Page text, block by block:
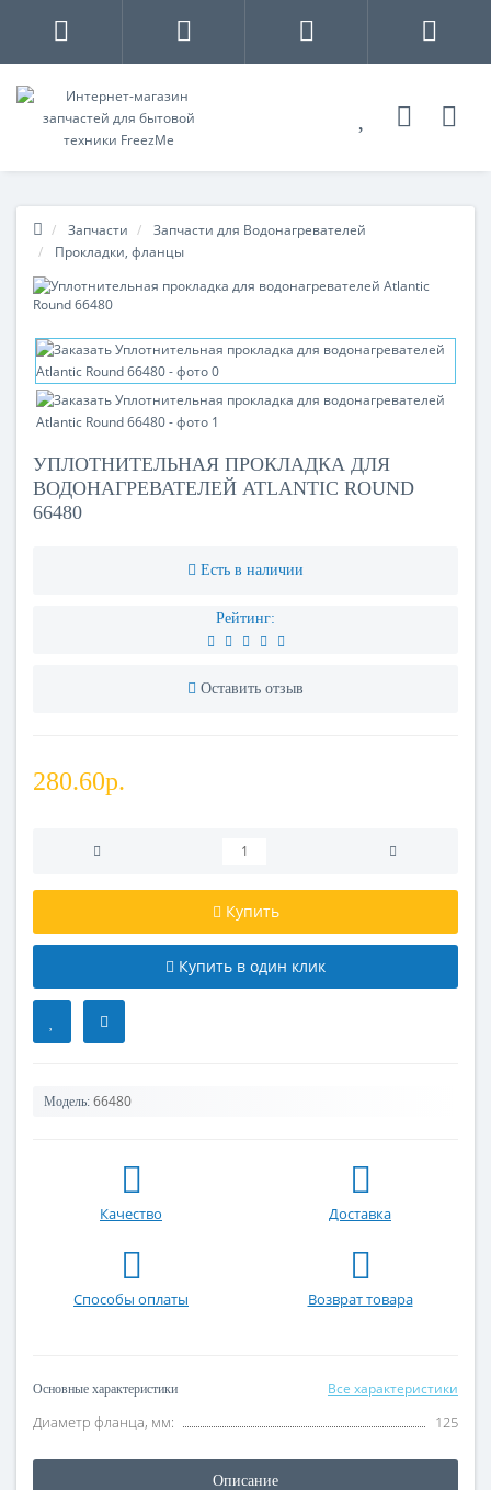
Запчасти
Запчасти для Водонагревателей
Прокладки, фланцы
УПЛОТНИТЕЛЬНАЯ ПРОКЛАДКА ДЛЯ
ВОДОНАГРЕВАТЕЛЕЙ ATLANTIC ROUND
66480
Есть в наличии
Рейтинг:
Оставить отзыв
280.60р.
Купить
Купить в один клик
Модель: 66480
Качество Доставка
Способы оплаты Возврат товара
Основные характеристики Все характеристики
Диаметр фланца, мм: 125
Описание